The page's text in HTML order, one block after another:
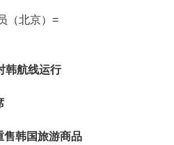
（北京）=
韩航线运行
售韩国旅游商品